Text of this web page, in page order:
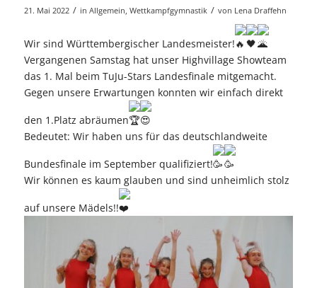
21. Mai 2022 / in Allgemein Wettkampfgymnastik / von Lena Draffehn
Wir sind Württembergischer Landesmeister!
Vergangenen Samstag hat unser Highvillage Showteam
das 1. Mal beim TuJu-Stars Landesfinale mitgemacht.
Gegen unsere Erwartungen konnten wir einfach direkt
den 1.Platz abräumen
Bedeutet: Wir haben uns für das deutschlandweite
Bundesfinale im September qualifiziert!
Wir können es kaum glauben und sind unheimlich stolz
auf unsere Mädels!!